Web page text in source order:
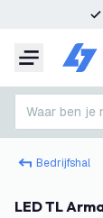
Menu
Waar ben je
Bedrijfshal
LED TL Armatuur 120CM - 2x12W - 3840 Lumen -